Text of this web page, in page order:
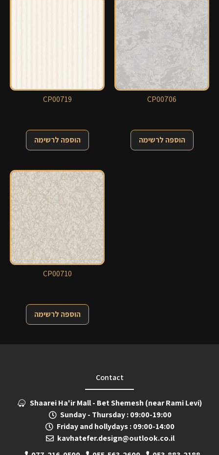
CP00719
הוספה לרשימה
CP00706
הוספה לרשימה
CP00710
הוספה לרשימה
Contact
Shaarei Ha'ir Mall - Bet Shemesh (near Rami Levi)
Sunday - Thursday : 09:00-19:00
Friday and hollydays : 09:00-14:00
kavhatefer.design@outlook.co.il